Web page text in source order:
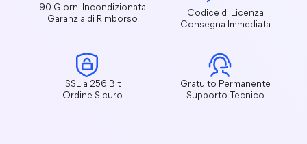
90 Giorni Incondizionata
Garanzia di Rimborso
Codice di Licenza
Consegna Immediata
SSL a 256 Bit
Ordine Sicuro
Gratuito Permanente
Supporto Tecnico